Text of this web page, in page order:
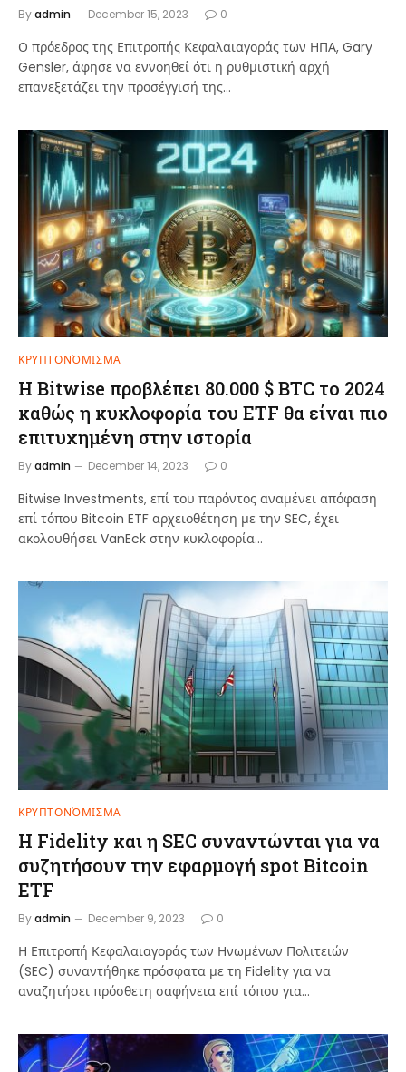
Byadmin December 15, 2023 0
Ο πρόεδρος της Επιτροπής Κεφαλαιαγοράς των ΗΠΑ, Gary
Gensler, άφησε να εννοηθεί ότι η ρυθμιστική αρχή
επανεξετάζει την προσέγγισή της…
ΚΡΥΠΤΟΝΌΜΙΣΜΑ
Η Bitwise προβλέπει 80.000 $ BTC το 2024
καθώς η κυκλοφορία του ETF θα είναι πιο
επιτυχημένη στην ιστορία
Byadmin December 14, 2023 0
Bitwise Investments, επί του παρόντος αναμένει απόφαση
επί τόπου Bitcoin ETF αρχειοθέτηση με την SEC, έχει
ακολουθήσει VanEck στην κυκλοφορία…
ΚΡΥΠΤΟΝΌΜΙΣΜΑ
Η Fidelity και η SEC συναντώνται για να
συζητήσουν την εφαρμογή spot Bitcoin
ETF
Byadmin December 9, 2023 0
Η Επιτροπή Κεφαλαιαγοράς των Ηνωμένων Πολιτειών
(SEC) συναντήθηκε πρόσφατα με τη Fidelity για να
αναζητήσει πρόσθετη σαφήνεια επί τόπου για…